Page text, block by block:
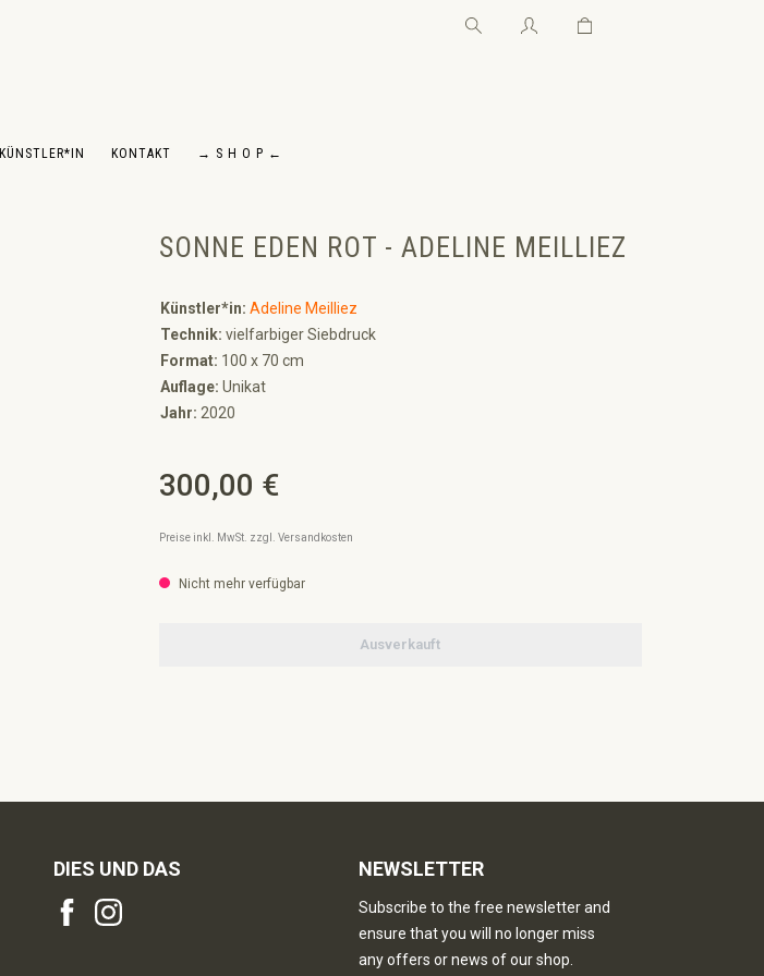
Warenkorb enthält 0
KÜNSTLER*IN KONTAKT → S H O P ←
SONNE EDEN ROT - ADELINE MEILLIEZ
Künstler*in: Adeline Meilliez
Technik: vielfarbiger Siebdruck
Format: 100 x 70 cm
Auflage: Unikat
Jahr: 2020
Regulärer Preis:
300,00 €
Preise inkl. MwSt. zzgl. Versandkosten
Nicht mehr verfügbar
Ausverkauft
DIES UND DAS NEWSLETTER
Subscribe to the free newsletter and
ensure that you will no longer miss
any offers or news of our shop.